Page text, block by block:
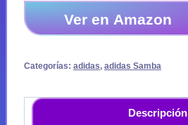
Ver en Amazon
Categorías: adidas, adidas Samba
Descripción